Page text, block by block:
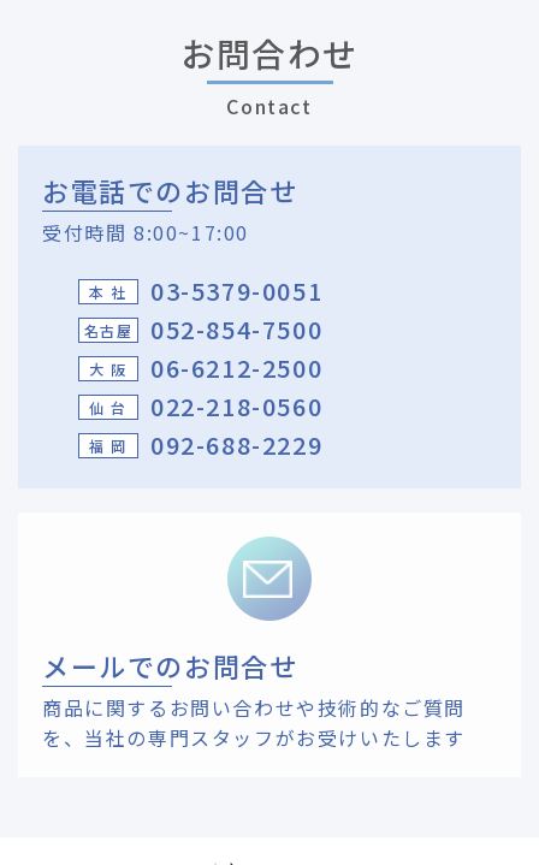
お問合わせ
Contact
お電話でのお問合せ
受付時間 8:00~17:00
本 社 03-5379-0051
名古屋 052-854-7500
大 阪 06-6212-2500
仙 台 022-218-0560
福 岡 092-688-2229
メールでのお問合せ
商品に関するお問い合わせや技術的なご質問
を、 当社の専門スタッフがお受けいたします